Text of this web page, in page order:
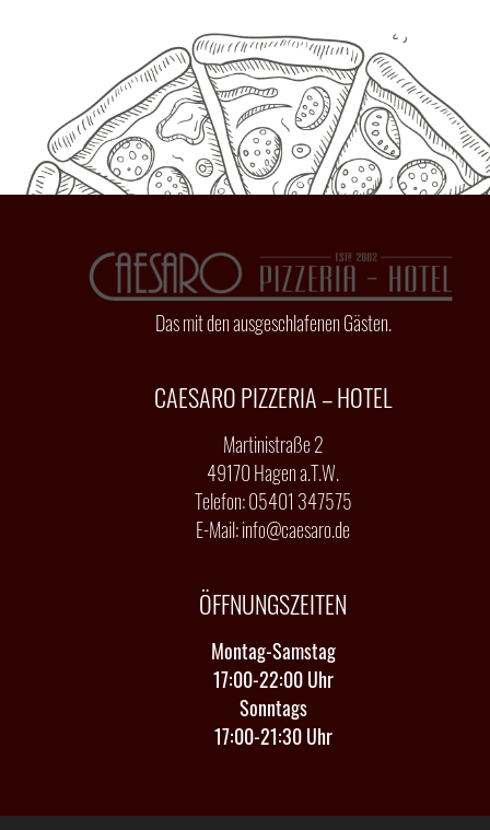
Das mit den ausgeschlafenen Gästen.
CAESARO PIZZERIA – HOTEL
Martinistraße 2
49170 Hagen a.T.W.
Telefon:05401 347575
E-Mail:info@caesaro.de
ÖFFNUNGSZEITEN
Montag-Samstag
17:00-22:00 Uhr
Sonntags
17:00-21:30 Uhr